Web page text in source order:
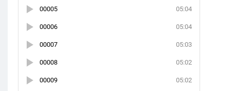
05:04
00005
05:04
00006
05:03
00007
05:02
00008
05:02
00009